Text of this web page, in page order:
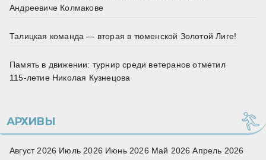
Андреевиче Колмакове
Талицкая команда — вторая в тюменской Золотой Лиге!
Память в движении: турнир среди ветеранов отметил
115‑летие Николая Кузнецова
АРХИВЫ
Август 2026 Июль 2026 Июнь 2026 Май 2026 Апрель 2026